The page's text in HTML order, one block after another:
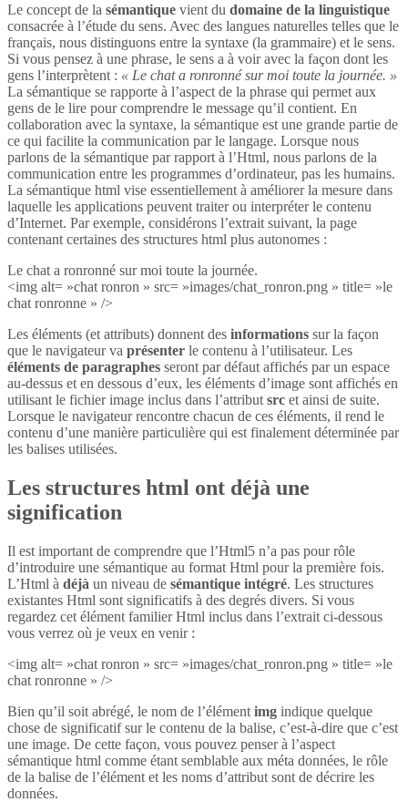
Le concept de la sémantique vient du domaine de la linguistique
consacrée à l’étude du sens. Avec des langues naturelles telles que le
français, nous distinguons entre la syntaxe (la grammaire) et le sens.
Si vous pensez à une phrase, le sens a à voir avec la façon dont les
gens l’interprètent : « Le chat a ronronné sur moi toute la journée. »
La sémantique se rapporte à l’aspect de la phrase qui permet aux
gens de le lire pour comprendre le message qu’il contient. En
collaboration avec la syntaxe, la sémantique est une grande partie de
ce qui facilite la communication par le langage. Lorsque nous
parlons de la sémantique par rapport à l’Html, nous parlons de la
communication entre les programmes d’ordinateur, pas les humains.
La sémantique html vise essentiellement à améliorer la mesure dans
laquelle les applications peuvent traiter ou interpréter le contenu
d’Internet. Par exemple, considérons l’extrait suivant, la page
contenant certaines des structures html plus autonomes :
Le chat a ronronné sur moi toute la journée.
<img alt= »chat ronron » src= »images/chat_ronron.png » title= »le
chat ronronne » />
Les éléments (et attributs) donnent des informations sur la façon
que le navigateur va présenter le contenu à l’utilisateur. Les
éléments de paragraphes seront par défaut affichés par un espace
au-dessus et en dessous d’eux, les éléments d’image sont affichés en
utilisant le fichier image inclus dans l’attribut src et ainsi de suite.
Lorsque le navigateur rencontre chacun de ces éléments, il rend le
contenu d’une manière particulière qui est finalement déterminée par
les balises utilisées.
Les structures html ont déjà une
signification
Il est important de comprendre que l’Html5 n’a pas pour rôle
d’introduire une sémantique au format Html pour la première fois.
L’Html à déjà un niveau de sémantique intégré. Les structures
existantes Html sont significatifs à des degrés divers. Si vous
regardez cet élément familier Html inclus dans l’extrait ci-dessous
vous verrez où je veux en venir :
<img alt= »chat ronron » src= »images/chat_ronron.png » title= »le
chat ronronne » />
Bien qu’il soit abrégé, le nom de l’élément img indique quelque
chose de significatif sur le contenu de la balise, c’est-à-dire que c’est
une image. De cette façon, vous pouvez penser à l’aspect
sémantique html comme étant semblable aux méta données, le rôle
de la balise de l’élément et les noms d’attribut sont de décrire les
données.